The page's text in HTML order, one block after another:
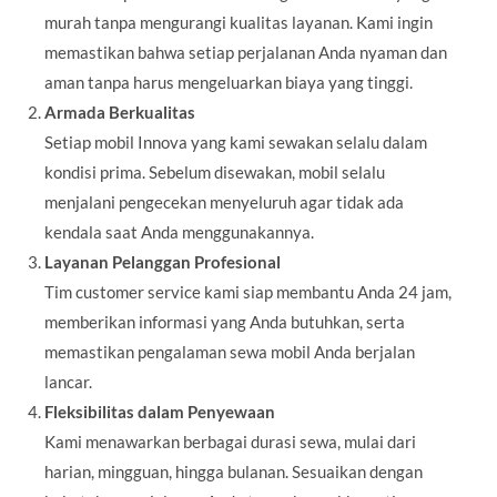
murah tanpa mengurangi kualitas layanan. Kami ingin
memastikan bahwa setiap perjalanan Anda nyaman dan
aman tanpa harus mengeluarkan biaya yang tinggi.
Armada Berkualitas
Setiap mobil Innova yang kami sewakan selalu dalam
kondisi prima. Sebelum disewakan, mobil selalu
menjalani pengecekan menyeluruh agar tidak ada
kendala saat Anda menggunakannya.
Layanan Pelanggan Profesional
Tim customer service kami siap membantu Anda 24 jam,
memberikan informasi yang Anda butuhkan, serta
memastikan pengalaman sewa mobil Anda berjalan
lancar.
Fleksibilitas dalam Penyewaan
Kami menawarkan berbagai durasi sewa, mulai dari
harian, mingguan, hingga bulanan. Sesuaikan dengan